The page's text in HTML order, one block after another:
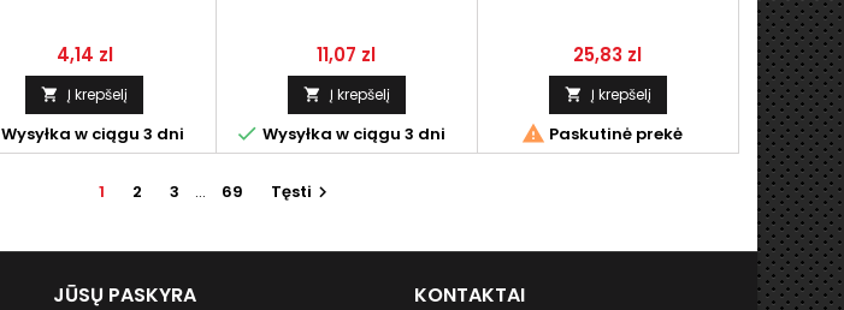
Kaina
4,14 zl
 Į krepšelį
Wysyłka w ciągu 3 dni
Kaina
11,07 zl
 Į krepšelį
 Wysyłka w ciągu 3 dni
Kaina
25,83 zl
 Į krepšelį
 Paskutinė prekė
1 2 3 … 69 Tęsti 
JŪSŲ PASKYRA KONTAKTAI